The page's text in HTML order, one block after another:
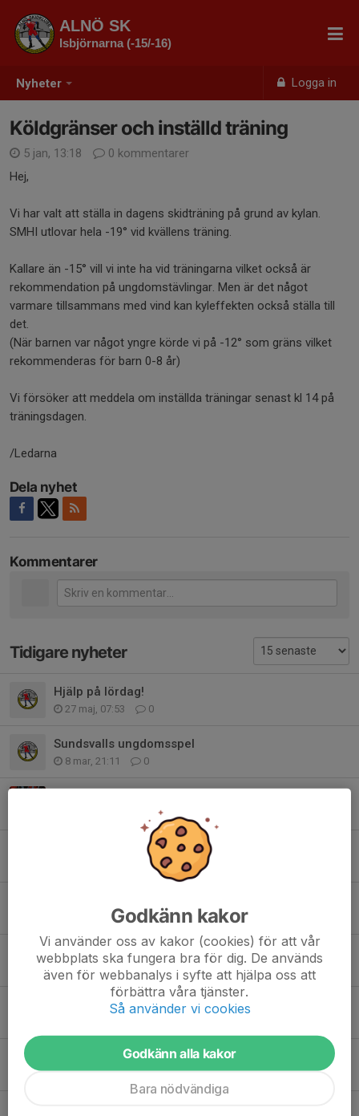
Nyheter Logga in
ALNÖ SK
Isbjörnarna (-15/-16)
Köldgränser och inställd träning
5 jan, 13:18
0 kommentarer
Hej,
Vi har valt att ställa in dagens skidträning på grund av kylan.
SMHI utlovar hela -19° vid kvällens träning.
Kallare än -15° vill vi inte ha vid träningarna vilket också är
rekommendation på ungdomstävlingar. Men är det något
varmare tillsammans med vind kan kyleffekten också ställa till
det.
(När barnen var något yngre körde vi på -12° som gräns vilket
rekommenderas för barn 0-8 år)
Vi försöker att meddela om inställda träningar senast kl 14 på
träningsdagen.
/Ledarna
Dela nyhet
Kommentarer
Tidigare nyheter
Hjälp på lördag!
27 maj, 07:53 0
Sundsvalls ungdomsspel
8 mar, 21:11 0
Sankt Olofsrännet i helgen
0
13 feb, 17:05 0
Inställd träning 27/1
27 jan, 12:25 0
Inställd träning 26/1
Tävling 31/1
25 jan, 20:19 0
Godkänn kakor
Vi använder oss av kakor (cookies) för att vår
webbplats ska fungera bra för dig. De används
även för webbanalys i syfte att hjälpa oss att
förbättra våra tjänster.
Så använder vi cookies
Godkänn alla kakor
Bara nödvändiga